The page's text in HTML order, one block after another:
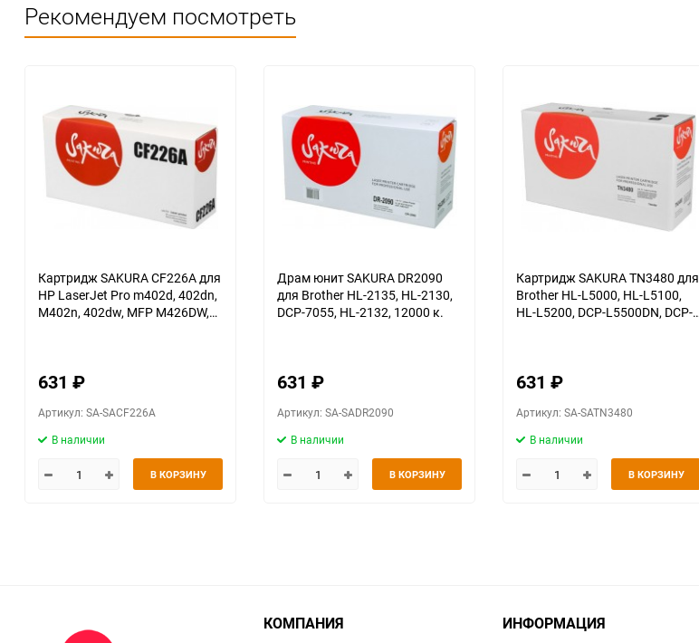
Рекомендуем посмотреть
Картридж SAKURA CF226A для
HP LaserJet Pro m402d, 402dn,
M402n, 402dw, MFP M426DW,
631 ₽
Артикул: SA-SACF226A
В наличии
В КОРЗИНУ
Драм юнит SAKURA DR2090
для Brother HL-2135, HL-2130,
DCP-7055, HL-2132, 12000 к.
631 ₽
Артикул: SA-SADR2090
В наличии
В КОРЗИНУ
Картридж SAKURA TN3480 для
Brother HL-L5000, HL-L5100,
HL-L5200, DCP-L5500DN, DCP-
631 ₽
Артикул: SA-SATN3480
В наличии
В КОРЗИНУ
КОМПАНИЯ ИНФОРМАЦИЯ